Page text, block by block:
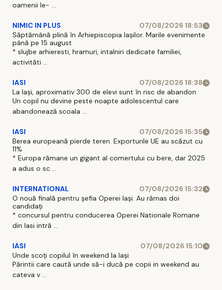
oamenii le- ...
NIMIC IN PLUS
07/08/2026 18:53
Săptămână plină în Arhiepiscopia Iașilor. Marile evenimente
până pe 15 august
* slujbe arhieresti, hramuri, intalniri dedicate familiei,
activităti ...
IASI
07/08/2026 18:38
La Iași, aproximativ 300 de elevi sunt în risc de abandon
Un copil nu devine peste noapte adolescentul care
abandonează scoala ...
IASI
07/08/2026 15:35
Berea europeană pierde teren. Exporturile UE au scăzut cu
11%
* Europa rămane un gigant al comertului cu bere, dar 2025
a adus o sc ...
INTERNATIONAL
07/08/2026 15:32
O nouă finală pentru șefia Operei Iași. Au rămas doi
candidați
* concursul pentru conducerea Operei Nationale Romane
din Iasi intră ...
IASI
07/08/2026 15:10
Unde scoți copilul în weekend la Iași
Părintii care caută unde să-i ducă pe copii in weekend au
cateva v ...